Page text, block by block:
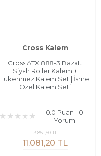
Cross Kalem
Cross ATX 888-3 Bazalt
Siyah Roller Kalem +
Tükenmez Kalem Set | İsme
Özel Kalem Seti
0.0 Puan - 0
Yorum
11.081,20 TL
13.851,50 TL